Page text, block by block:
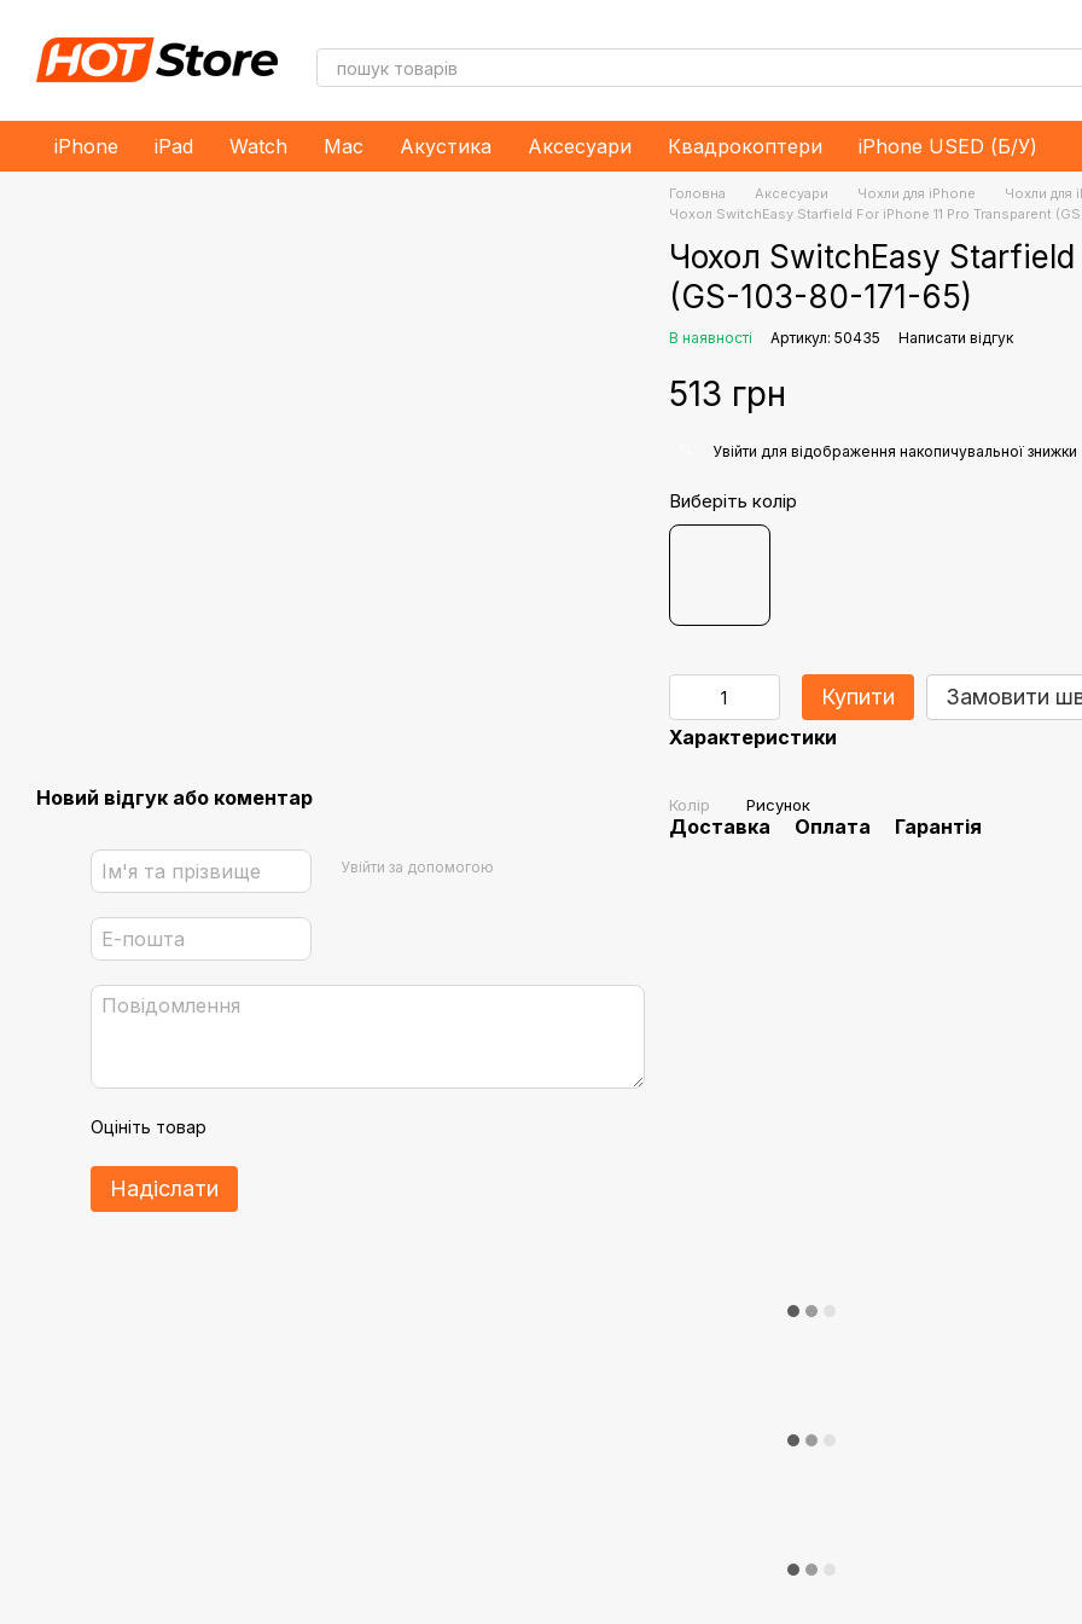
iPhone iPad Watch Mac Акустика Аксесуари Квадрокоптери iPhone USED (Б/У)
Новий відгук або коментар
Увійти за допомогою
Оцініть товар
Надіслати
Головна Аксесуари Чохли для iPhone
Чохли для
Чохол SwitchEasy Starfield For iPhone 11 Pro Transparent
Чохол SwitchEasy Starfield
(GS-103-80-171-65)
В наявності Артикул: 50435 Написати відгук
513 грн
Увійти для відображення накопичувальної знижки
Виберіть колір
Купити Замовити
Характеристики
Колір Рисунок
Доставка Оплата Гарантія